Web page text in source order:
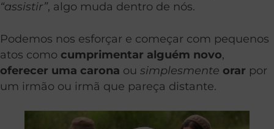
“assistir”, algo muda dentro de nós.
Podemos nos esforçar e começar com pequenos
atos como cumprimentar alguém novo,
oferecer uma carona ou simplesmente orar por
um irmão ou irmã que pareça distante.